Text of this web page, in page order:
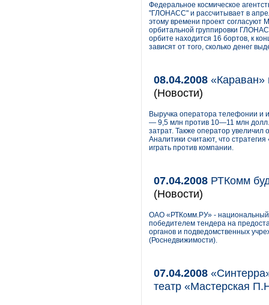
Федеральное космическое
"ГЛОНАСС" и рассчитывает в
этому времени проект согласуют
орбитальной группировки
орбите находится 16 бортов, к
зависят от того, сколько денег
08.04.2008 «Караван»
(Новости)
Выручка оператора телефонии и
— 9,5 млн против 10—11 млн долл.
затрат. Также оператор увеличил
Аналитики считают, что
играть против компании.
07.04.2008 РТКомм
(Новости)
ОАО «РТКомм.РУ» - национальный
победителем тендера на
органов и подведомственных
(Роснедвижимости).
07.04.2008
театр «Мастерская